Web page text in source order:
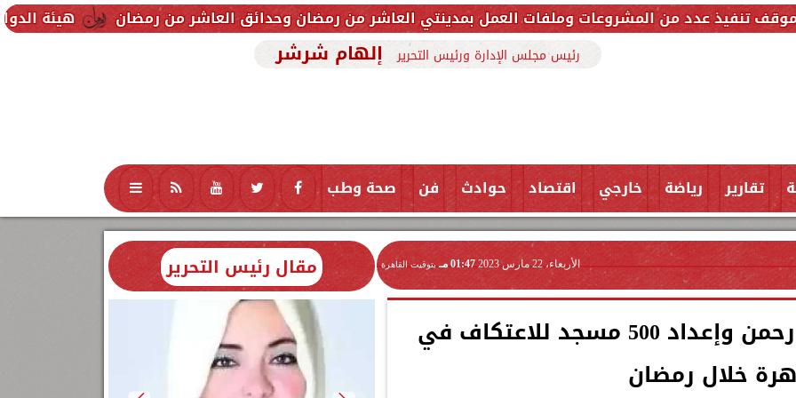
هيئة الدواء تحذر من المشروعات وملفات العمل بمدينتي العاشر من رمضان وحدائق العاشر من رمضان
رئيس مجلس الإدارة ورئيس التحرير إلهام شرشر
تقارير رياضة خارجي اقتصاد حوادث فن صحة وطب تكنولوجيا منوعات محافظات
الأربعاء، 22 مارس 2023 01:47 مـ بتوقيت القاهرة
إقامة أكثر من 300 مائدة رحمن وإعداد 500 مسجد للاعتكاف في
خلال رمضان
مقال رئيس التحرير